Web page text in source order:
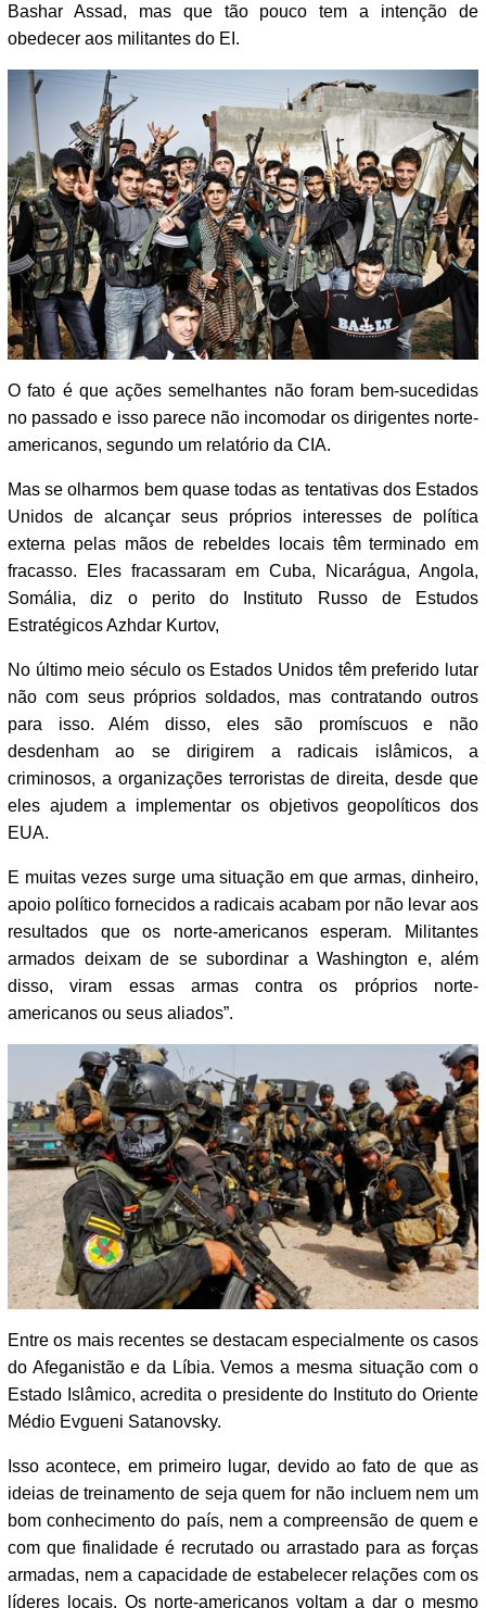
Bashar Assad, mas que tão pouco tem a intenção de
obedecer aos militantes do EI.
O fato é que ações semelhantes não foram bem-sucedidas
no passado e isso parece não incomodar os dirigentes norte-
americanos, segundo um relatório da CIA.
Mas se olharmos bem quase todas as tentativas dos Estados
Unidos de alcançar seus próprios interesses de política
externa pelas mãos de rebeldes locais têm terminado em
fracasso. Eles fracassaram em Cuba, Nicarágua, Angola,
Somália, diz o perito do Instituto Russo de Estudos
Estratégicos Azhdar Kurtov,
No último meio século os Estados Unidos têm preferido lutar
não com seus próprios soldados, mas contratando outros
para isso. Além disso, eles são promíscuos e não
desdenham ao se dirigirem a radicais islâmicos, a
criminosos, a organizações terroristas de direita, desde que
eles ajudem a implementar os objetivos geopolíticos dos
EUA.
E muitas vezes surge uma situação em que armas, dinheiro,
apoio político fornecidos a radicais acabam por não levar aos
resultados que os norte-americanos esperam. Militantes
armados deixam de se subordinar a Washington e, além
disso, viram essas armas contra os próprios norte-
americanos ou seus aliados”.
Entre os mais recentes se destacam especialmente os casos
do Afeganistão e da Líbia. Vemos a mesma situação com o
Estado Islâmico, acredita o presidente do Instituto do Oriente
Médio Evgueni Satanovsky.
Isso acontece, em primeiro lugar, devido ao fato de que as
ideias de treinamento de seja quem for não incluem nem um
bom conhecimento do país, nem a compreensão de quem e
com que finalidade é recrutado ou arrastado para as forças
armadas, nem a capacidade de estabelecer relações com os
líderes locais. Os norte-americanos voltam a dar o mesmo